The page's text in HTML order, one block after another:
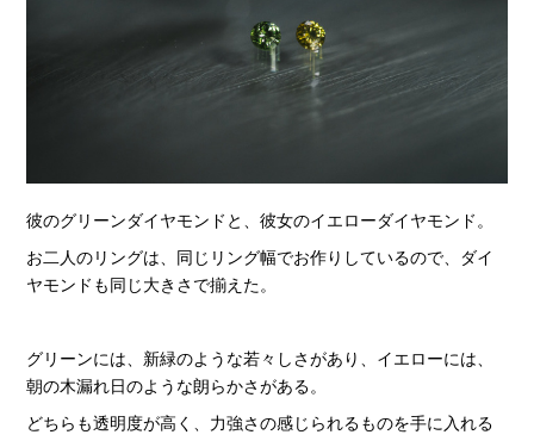
彼のグリーンダイヤモンドと、彼女のイエローダイヤモンド。
お二人のリングは、同じリング幅でお作りしているので、ダイ
ヤモンドも同じ大きさで揃えた。
グリーンには、新緑のような若々しさがあり、イエローには、
朝の木漏れ日のような朗らかさがある。
どちらも透明度が高く、力強さの感じられるものを手に入れる